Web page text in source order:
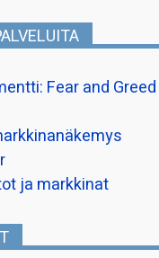
Fear and Greed
ja markkinat